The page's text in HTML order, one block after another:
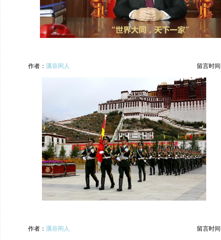
作者： 溪谷闲人 留言时间
作者： 溪谷闲人 留言时间